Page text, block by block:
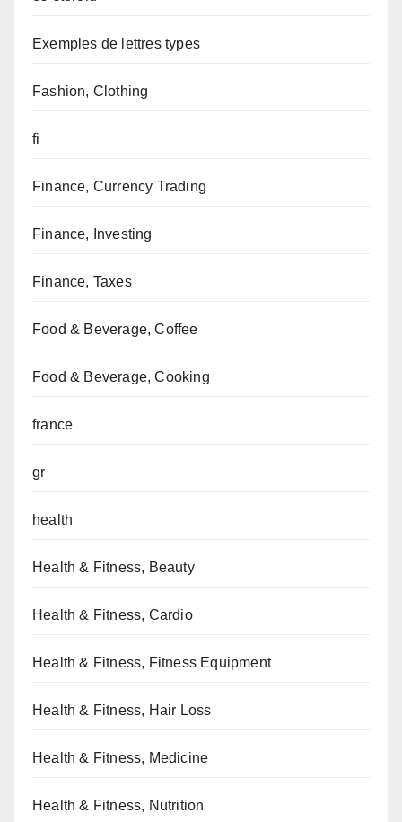
Exemples de lettres types
Fashion, Clothing
fi
Finance, Currency Trading
Finance, Investing
Finance, Taxes
Food & Beverage, Coffee
Food & Beverage, Cooking
france
gr
health
Health & Fitness, Beauty
Health & Fitness, Cardio
Health & Fitness, Fitness Equipment
Health & Fitness, Hair Loss
Health & Fitness, Medicine
Health & Fitness, Nutrition